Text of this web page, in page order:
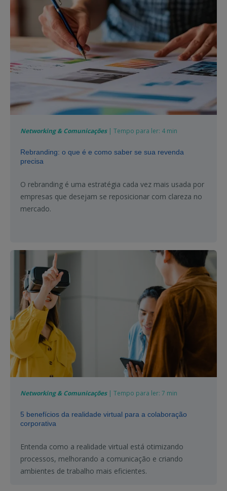
Networking & Comunicações| Tempo para ler: 4 min
Rebranding: o que é e como saber se sua revenda
precisa
O rebranding é uma estratégia cada vez mais usada por
empresas que desejam se reposicionar com clareza no
mercado.
Networking & Comunicações| Tempo para ler: 7 min
5 benefícios da realidade virtual para a colaboração
corporativa
Entenda como a realidade virtual está otimizando
processos, melhorando a comunicação e criando
ambientes de trabalho mais eficientes.